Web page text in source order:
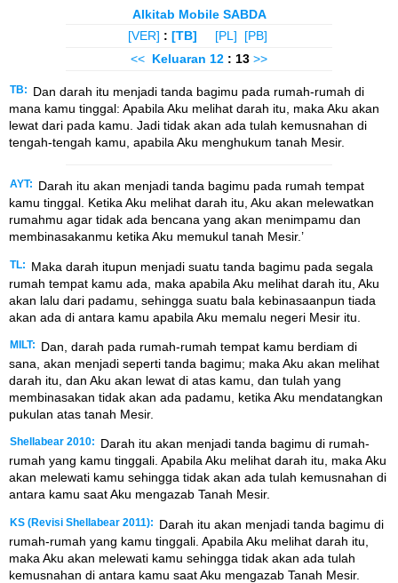
Alkitab Mobile SABDA
[VER] : [TB] [PL]
[PB]
<< Keluaran 12 : 13 >>
TB:
Dan darah itu menjadi tanda bagimu pada rumah-rumah di
mana kamu tinggal: Apabila Aku melihat darah itu, maka Aku akan
lewat dari pada kamu. Jadi tidak akan ada tulah kemusnahan di
tengah-tengah kamu, apabila Aku menghukum tanah Mesir.
AYT:
Darah itu akan menjadi tanda bagimu pada rumah tempat
kamu tinggal. Ketika Aku melihat darah itu, Aku akan melewatkan
rumahmu agar tidak ada bencana yang akan menimpamu dan
membinasakanmu ketika Aku memukul tanah Mesir.’
TL:
Maka darah itupun menjadi suatu tanda bagimu pada segala
rumah tempat kamu ada, maka apabila Aku melihat darah itu, Aku
akan lalu dari padamu, sehingga suatu bala kebinasaanpun tiada
akan ada di antara kamu apabila Aku memalu negeri Mesir itu.
MILT:
Dan, darah pada rumah-rumah tempat kamu berdiam di
sana, akan menjadi seperti tanda bagimu; maka Aku akan melihat
darah itu, dan Aku akan lewat di atas kamu, dan tulah yang
membinasakan tidak akan ada padamu, ketika Aku mendatangkan
pukulan atas tanah Mesir.
Shellabear 2010:
Darah itu akan menjadi tanda bagimu di rumah-
rumah yang kamu tinggali. Apabila Aku melihat darah itu, maka Aku
akan melewati kamu sehingga tidak akan ada tulah kemusnahan di
antara kamu saat Aku mengazab Tanah Mesir.
KS (Revisi Shellabear 2011):
Darah itu akan menjadi tanda bagimu di
rumah-rumah yang kamu tinggali. Apabila Aku melihat darah itu,
maka Aku akan melewati kamu sehingga tidak akan ada tulah
kemusnahan di antara kamu saat Aku mengazab Tanah Mesir.